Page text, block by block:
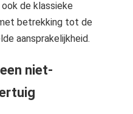
de klassieke
betrekking tot de
aansprakelijkheid.
niet-